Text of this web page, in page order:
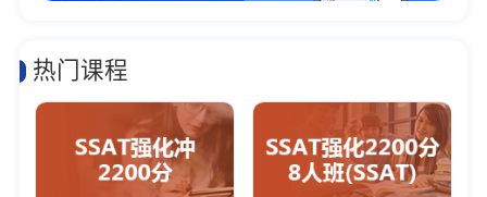
热门课程